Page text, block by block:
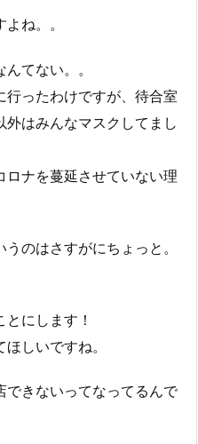
ね。。
てない。。
行ったわけですが、待合室
はみんなマスクしてまし
ロナを蔓延させていない理
のはさすがにちょっと。
にします！
しいですね。
できないってなってるんで